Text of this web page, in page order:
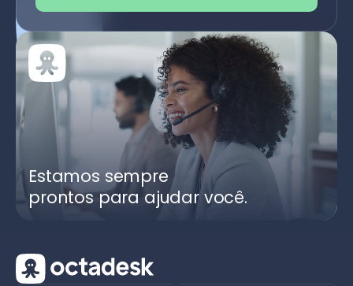
Estamos sempre
prontos para ajudar você.